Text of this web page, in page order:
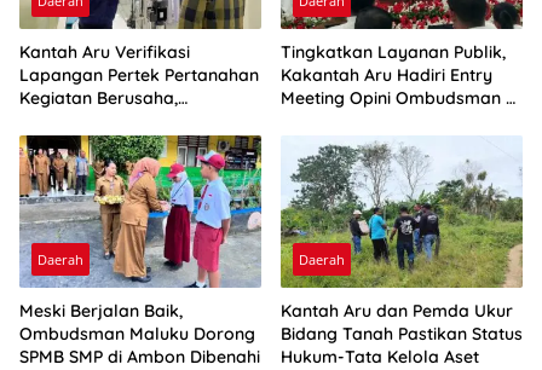
Kantah Aru Verifikasi
Lapangan Pertek Pertanahan
Kegiatan Berusaha,
Tingkatkan Layanan Publik,
Kakantah Aru Hadiri Entry
Meeting Opini Ombudsman RI
Daerah
Meski Berjalan Baik,
Ombudsman Maluku Dorong
SPMB SMP di Ambon Dibenahi
Daerah
Kantah Aru dan Pemda Ukur
Bidang Tanah Pastikan Status
Hukum-Tata Kelola Aset